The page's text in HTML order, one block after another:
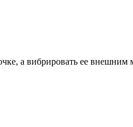
а вибрировать ее